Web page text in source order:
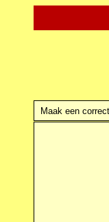
Maak een